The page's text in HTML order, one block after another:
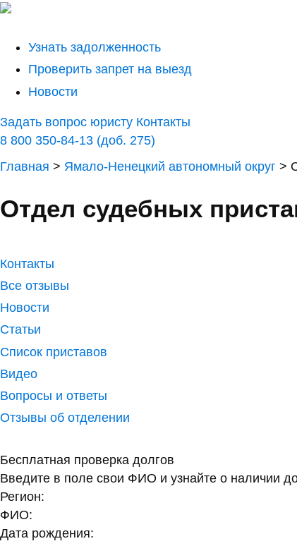
Узнать задолженность
Проверить запрет на выезд
Новости
Задать вопрос юристу Контакты
8 800 350-84-13 (доб. 275)
Главная > Ямало-Ненецкий автономный округ >
Отдел судебных
Контакты
Все отзывы
Новости
Статьи
Список приставов
Видео
Вопросы и ответы
Отзывы об отделении
Бесплатная проверка долгов
Введите в поле свои ФИО и узнайте о наличии
Регион:
ФИО:
Дата рождения: